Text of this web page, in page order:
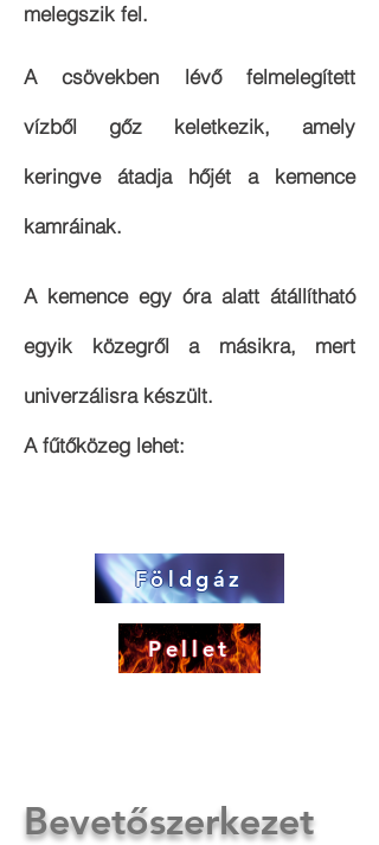
melegszik fel.
A csövekben lévő felmelegített
vízből gőz keletkezik, amely
keringve átadja hőjét a kemence
kamráinak.
A kemence egy óra alatt átállítható
egyik közegről a másikra, mert
univerzálisra készült.
A fűtőközeg lehet:
Földgáz
Pellet
Bevetőszerkezet